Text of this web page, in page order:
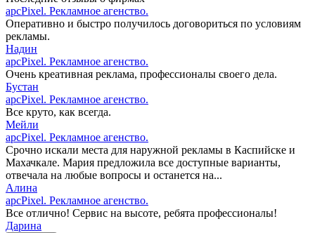
apcPixel. Рекламное агенство.
Оперативно и быстро получилось договориться по условиям
рекламы.
Надин
apcPixel. Рекламное агенство.
Очень креативная реклама, профессионалы своего дела.
Бустан
apcPixel. Рекламное агенство.
Все круто, как всегда.
Мейли
apcPixel. Рекламное агенство.
Срочно искали места для наружной рекламы в Каспийске и
Махачкале. Мария предложила все доступные варианты,
отвечала на любые вопросы и останется на...
Алина
apcPixel. Рекламное агенство.
Все отлично! Сервис на высоте, ребята профессионалы!
Дарина